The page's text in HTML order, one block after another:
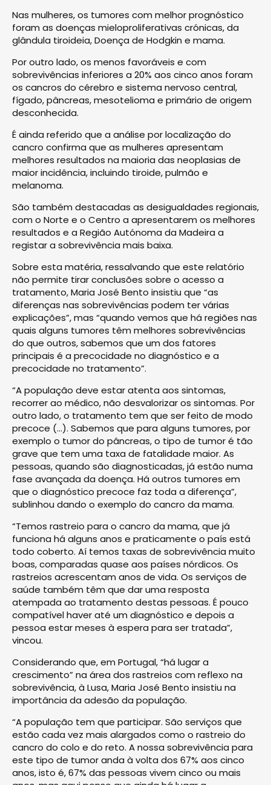
Nas mulheres, os tumores com melhor prognóstico
foram as doenças mieloproliferativas crónicas, da
glândula tiroideia, Doença de Hodgkin e mama.
Por outro lado, os menos favoráveis e com
sobrevivências inferiores a 20% aos cinco anos foram
os cancros do cérebro e sistema nervoso central,
fígado, pâncreas, mesotelioma e primário de origem
desconhecida.
É ainda referido que a análise por localização do
cancro confirma que as mulheres apresentam
melhores resultados na maioria das neoplasias de
maior incidência, incluindo tiroide, pulmão e
melanoma.
São também destacadas as desigualdades regionais,
com o Norte e o Centro a apresentarem os melhores
resultados e a Região Autónoma da Madeira a
registar a sobrevivência mais baixa.
Sobre esta matéria, ressalvando que este relatório
não permite tirar conclusões sobre o acesso a
tratamento, Maria José Bento insistiu que “as
diferenças nas sobrevivências podem ter várias
explicações”, mas “quando vemos que há regiões nas
quais alguns tumores têm melhores sobrevivências
do que outros, sabemos que um dos fatores
principais é a precocidade no diagnóstico e a
precocidade no tratamento”.
“A população deve estar atenta aos sintomas,
recorrer ao médico, não desvalorizar os sintomas. Por
outro lado, o tratamento tem que ser feito de modo
precoce (…). Sabemos que para alguns tumores, por
exemplo o tumor do pâncreas, o tipo de tumor é tão
grave que tem uma taxa de fatalidade maior. As
pessoas, quando são diagnosticadas, já estão numa
fase avançada da doença. Há outros tumores em
que o diagnóstico precoce faz toda a diferença”,
sublinhou dando o exemplo do cancro da mama.
“Temos rastreio para o cancro da mama, que já
funciona há alguns anos e praticamente o país está
todo coberto. Aí temos taxas de sobrevivência muito
boas, comparadas quase aos países nórdicos. Os
rastreios acrescentam anos de vida. Os serviços de
saúde também têm que dar uma resposta
atempada ao tratamento destas pessoas. É pouco
compatível haver até um diagnóstico e depois a
pessoa estar meses à espera para ser tratada”,
vincou.
Considerando que, em Portugal, “há lugar a
crescimento” na área dos rastreios com reflexo na
sobrevivência, à Lusa, Maria José Bento insistiu na
importância da adesão da população.
“A população tem que participar. São serviços que
estão cada vez mais alargados como o rastreio do
cancro do colo e do reto. A nossa sobrevivência para
este tipo de tumor anda à volta dos 67% aos cinco
anos, isto é, 67% das pessoas vivem cinco ou mais